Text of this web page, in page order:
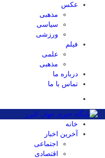
عکس
مذهبی
سیاسی
ورزشی
فیلم
علمی
مذهبی
درباره ما
تماس با ما
خانه
آخرین اخبار
اجتماعی
اقتصادی